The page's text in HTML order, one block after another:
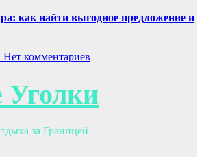
как найти выгодное предложение и
Нет комментариев
Уголки
за Границей